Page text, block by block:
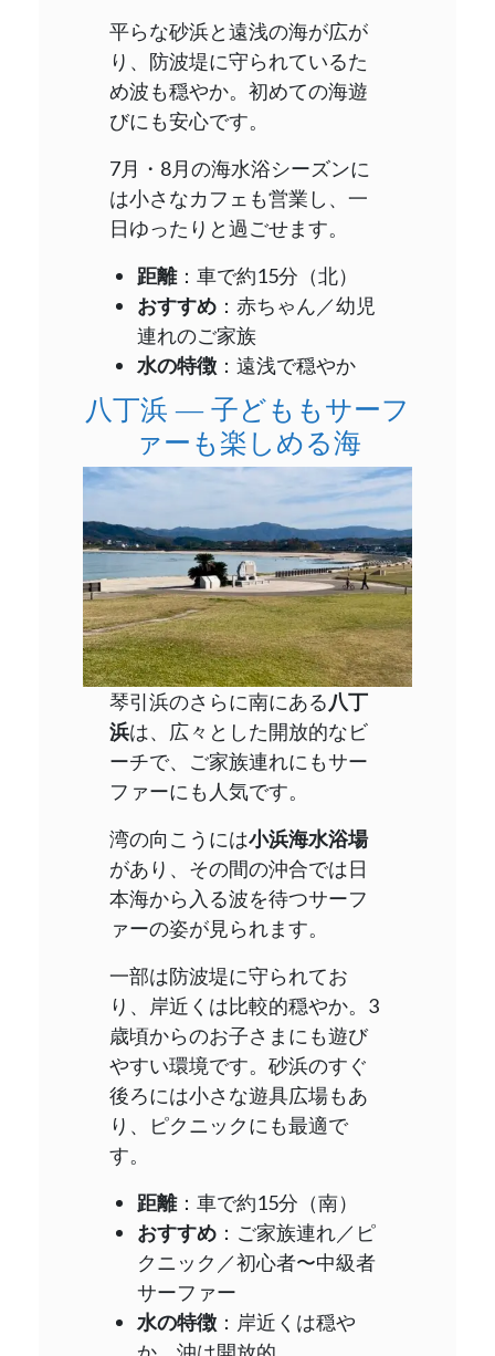
平らな砂浜と遠浅の海が広が
り、防波堤に守られているた
め波も穏やか。初めての海遊
びにも安心です。
7月・8月の海水浴シーズンに
は小さなカフェも営業し、一
日ゆったりと過ごせます。
距離：車で約15分（北）
おすすめ：赤ちゃん／幼児
連れのご家族
水の特徴：遠浅で穏やか
八丁浜 ― 子どももサーフ
ァーも楽しめる海
琴引浜のさらに南にある八丁
浜は、広々とした開放的なビ
ーチで、ご家族連れにもサー
ファーにも人気です。
湾の向こうには小浜海水浴場
があり、その間の沖合では日
本海から入る波を待つサーフ
ァーの姿が見られます。
一部は防波堤に守られてお
り、岸近くは比較的穏やか。3
歳頃からのお子さまにも遊び
やすい環境です。砂浜のすぐ
後ろには小さな遊具広場もあ
り、ピクニックにも最適で
す。
距離：車で約15分（南）
おすすめ：ご家族連れ／ピ
クニック／初心者〜中級者
サーファー
水の特徴：岸近くは穏や